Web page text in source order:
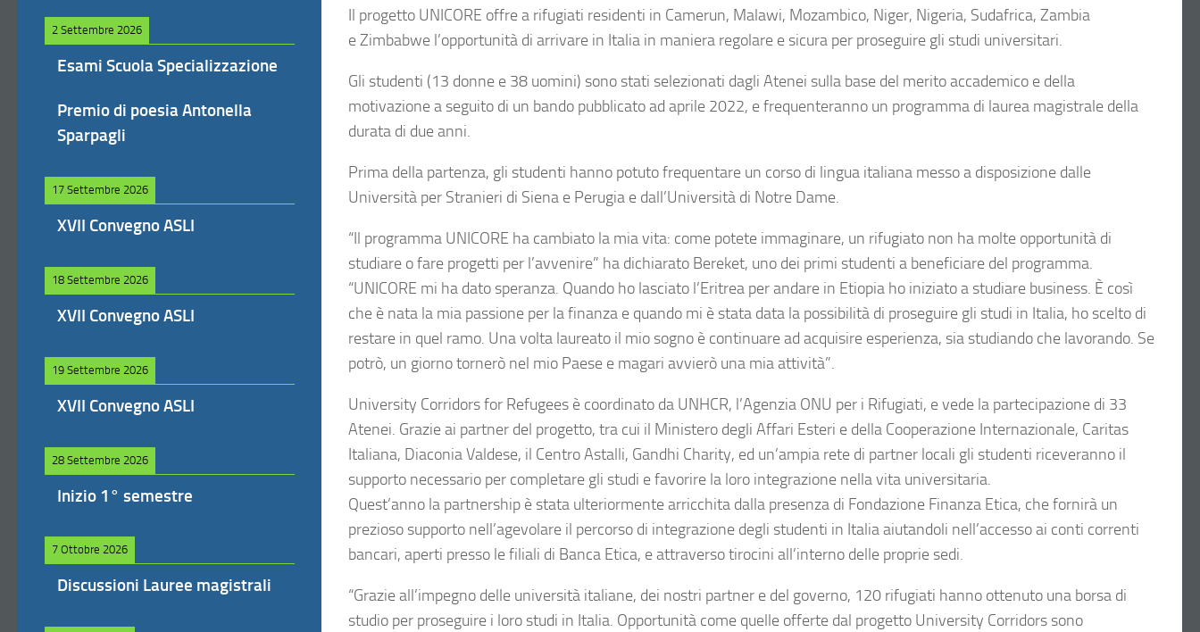
Il progetto UNICORE offre a rifugiati residenti in Camerun, Malawi, Mozambico, Niger, Nigeria, Sudafrica, Zambia
e Zimbabwe l’opportunità di arrivare in Italia in maniera regolare e sicura per proseguire gli studi universitari.
Gli studenti (13 donne e 38 uomini) sono stati selezionati dagli Atenei sulla base del merito accademico e della
motivazione a seguito di un bando pubblicato ad aprile 2022, e frequenteranno un programma di laurea magistrale della
durata di due anni.
Prima della partenza, gli studenti hanno potuto frequentare un corso di lingua italiana messo a disposizione dalle
Università per Stranieri di Siena e Perugia e dall’Università di Notre Dame.
“Il programma UNICORE ha cambiato la mia vita: come potete immaginare, un rifugiato non ha molte opportunità di
studiare o fare progetti per l’avvenire” ha dichiarato Bereket, uno dei primi studenti a beneficiare del programma.
“UNICORE mi ha dato speranza. Quando ho lasciato l’Eritrea per andare in Etiopia ho iniziato a studiare business. È così
che è nata la mia passione per la finanza e quando mi è stata data la possibilità di proseguire gli studi in Italia, ho scelto di
restare in quel ramo. Una volta laureato il mio sogno è continuare ad acquisire esperienza, sia studiando che lavorando. Se
potrò, un giorno tornerò nel mio Paese e magari avvierò una mia attività”.
University Corridors for Refugees è coordinato da UNHCR, l’Agenzia ONU per i Rifugiati, e vede la partecipazione di 33
Atenei. Grazie ai partner del progetto, tra cui il Ministero degli Affari Esteri e della Cooperazione Internazionale, Caritas
Italiana, Diaconia Valdese, il Centro Astalli, Gandhi Charity, ed un’ampia rete di partner locali gli studenti riceveranno il
supporto necessario per completare gli studi e favorire la loro integrazione nella vita universitaria.
Quest’anno la partnership è stata ulteriormente arricchita dalla presenza di Fondazione Finanza Etica, che fornirà un
prezioso supporto nell’agevolare il percorso di integrazione degli studenti in Italia aiutandoli nell’accesso ai conti correnti
bancari, aperti presso le filiali di Banca Etica, e attraverso tirocini all’interno delle proprie sedi.
“Grazie all’impegno delle università italiane, dei nostri partner e del governo, 120 rifugiati hanno ottenuto una borsa di
studio per proseguire i loro studi in Italia. Opportunità come quelle offerte dal progetto University Corridors sono
2 Settembre 2026
Esami Scuola Specializzazione
Premio di poesia Antonella
Sparpagli
17 Settembre 2026
XVII Convegno ASLI
18 Settembre 2026
XVII Convegno ASLI
19 Settembre 2026
XVII Convegno ASLI
28 Settembre 2026
Inizio 1° semestre
7 Ottobre 2026
Discussioni Lauree magistrali